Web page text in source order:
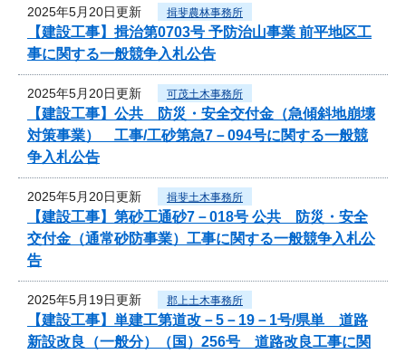
2025年5月20日更新 揖斐農林事務所
【建設工事】揖治第0703号 予防治山事業 前平地区工
事に関する一般競争入札公告
2025年5月20日更新 可茂土木事務所
【建設工事】公共 防災・安全交付金（急傾斜地崩壊
対策事業） 工事/工砂第急7－094号に関する一般競
争入札公告
2025年5月20日更新 揖斐土木事務所
【建設工事】第砂工通砂7－018号 公共 防災・安全
交付金（通常砂防事業）工事に関する一般競争入札公
告
2025年5月19日更新 郡上土木事務所
【建設工事】単建工第道改－5－19－1号/県単 道路
新設改良（一般分）（国）256号 道路改良工事に関